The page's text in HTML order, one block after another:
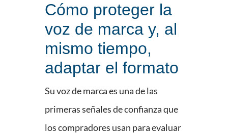
Cómo proteger la
voz de marca y, al
mismo tiempo,
adaptar el formato
Su voz de marca es una de las
primeras señales de confianza que
los compradores usan para evaluar